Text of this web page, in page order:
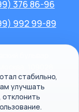
стабильно,
улучшать
отклонить